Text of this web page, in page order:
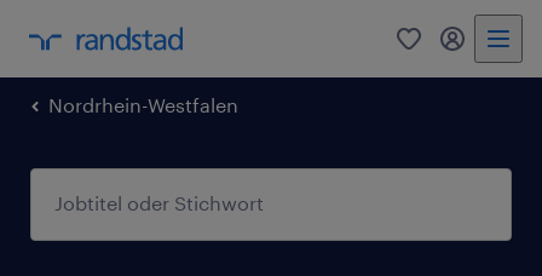
0 Mein
Nordrhein-Westfalen